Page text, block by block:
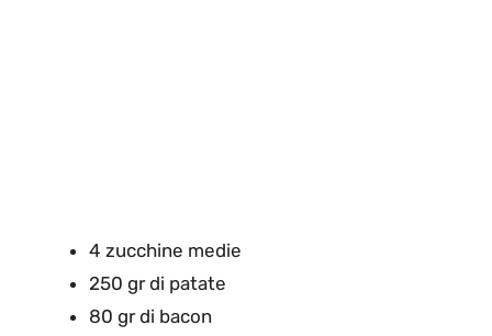
4 zucchine medie
250 gr di patate
80 gr di bacon